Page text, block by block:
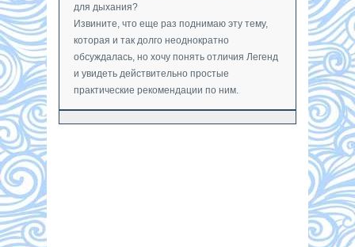
для дыхания?
Извините, что еще раз поднимаю эту тему,
которая и так долго неоднократно
обсуждалась, но хочу понять отличия Легенд
и увидеть действительно простые
практические рекомендации по ним.